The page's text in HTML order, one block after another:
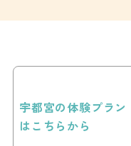
宇都宮の体験プラン
はこちらから